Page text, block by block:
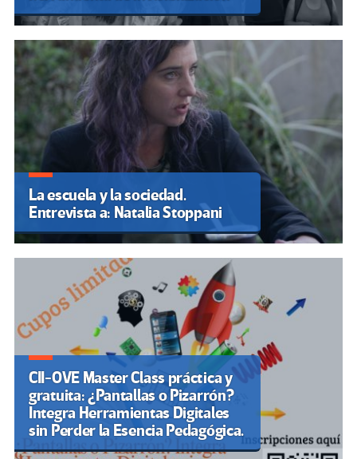
La escuela y la sociedad.
Entrevista a: Natalia Stoppani
CII-OVE Master Class práctica y
gratuita: ¿Pantallas o Pizarrón?
Integra Herramientas Digitales
sin Perder la Esencia Pedagógica.